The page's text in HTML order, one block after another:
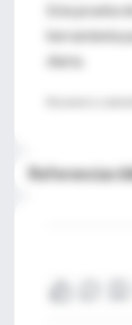
Esta prueba
herramienta
diaria.
Referencias